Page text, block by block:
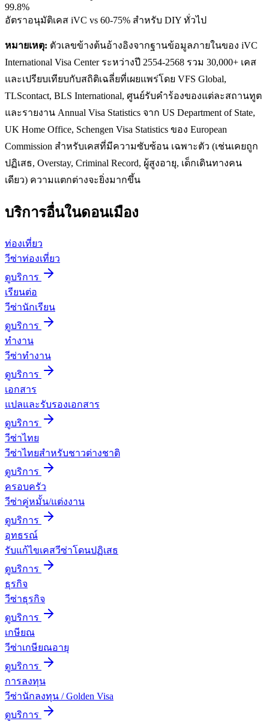
99.8%
อัตราอนุมัติเคส iVC vs 60-75% สำหรับ DIY ทั่วไป
หมายเหตุ: ตัวเลขข้างต้นอ้างอิงจากฐานข้อมูลภายในของ iVC
International Visa Center ระหว่างปี 2554-2568 รวม 30,000+ เคส
และเปรียบเทียบกับสถิติเฉลี่ยที่เผยแพร่โดย VFS Global,
TLScontact, BLS International, ศูนย์รับคำร้องของแต่ละสถานทูต
และรายงาน Annual Visa Statistics จาก US Department of State,
UK Home Office, Schengen Visa Statistics ของ European
Commission สำหรับเคสที่มีความซับซ้อน เฉพาะตัว (เช่นเคยถูก
ปฏิเสธ, Overstay, Criminal Record, ผู้สูงอายุ, เด็กเดินทางคน
เดียว) ความแตกต่างจะยิ่งมากขึ้น
บริการอื่นในดอนเมือง
ท่องเที่ยว
วีซ่าท่องเที่ยว
ดูบริการ
เรียนต่อ
วีซ่านักเรียน
ดูบริการ
ทำงาน
วีซ่าทำงาน
ดูบริการ
เอกสาร
แปลและรับรองเอกสาร
ดูบริการ
วีซ่าไทย
วีซ่าไทยสำหรับชาวต่างชาติ
ดูบริการ
ครอบครัว
วีซ่าคู่หมั้น/แต่งงาน
ดูบริการ
อุทธรณ์
รับแก้ไขเคสวีซ่าโดนปฏิเสธ
ดูบริการ
ธุรกิจ
วีซ่าธุรกิจ
ดูบริการ
เกษียณ
วีซ่าเกษียณอายุ
ดูบริการ
การลงทุน
วีซ่านักลงทุน / Golden Visa
ดูบริการ